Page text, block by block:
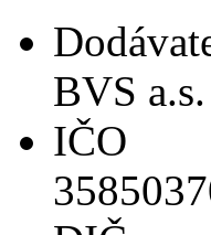
BVS a.s.
IČO